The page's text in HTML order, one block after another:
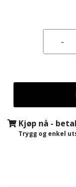
Kjøp nå -
Trygg og enkel